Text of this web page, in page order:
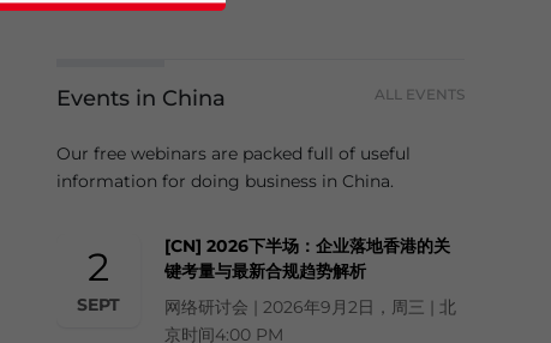
Events in China ALL EVENTS
Our free webinars are packed full of useful
information for doing business in China.
2
SEPT
[CN] 2026下半场：企业落地香港的关
键考量与最新合规趋势解析
网络研讨会 | 2026年9月2日，周三 | 北
京时间4:00 PM
business news and updates for Asia!